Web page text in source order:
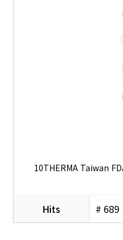
10THERMA Taiwan
Hits # 689